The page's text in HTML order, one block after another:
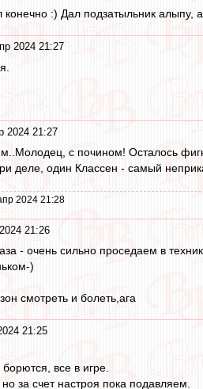
конечно :) Дал подзатыльник алыпу,
2024 21:27
2024 21:27
с почином! Осталось
деле, один Классен - самый
2024 21:28
21:26
- очень сильно проседаем в
)
смотреть и болеть,ага
21:25
все в игре.
за счет настроя пока подавляем.